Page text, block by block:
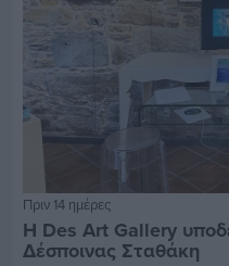
Πριν 14 ημέρες
Η Des Art Gallery
Δέσποινας Σταθάκη